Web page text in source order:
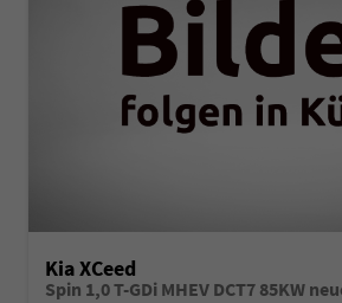
Kia XCeed
Spin 1,0 T-GDi MHEV DCT7 85KW